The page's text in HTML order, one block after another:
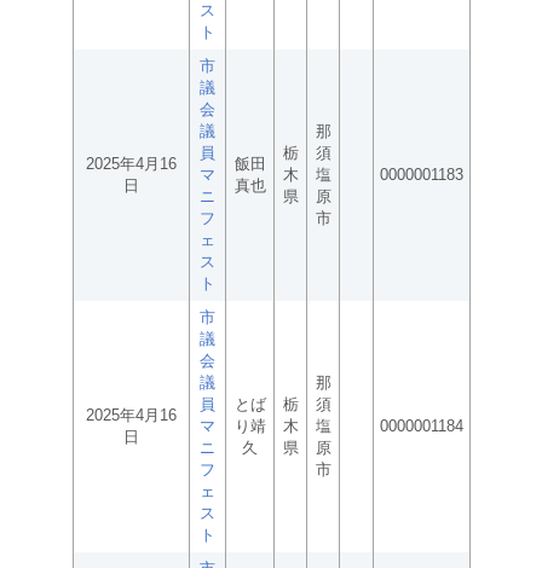
ス
ト
2025年4月16
日
市
議
会
議
員
マ
ニ
フ
ェ
ス
ト
飯田
真也
栃
木
県
那
須
塩
原
市
0000001183
2025年4月16
日
市
議
会
議
員
マ
ニ
フ
ェ
ス
ト
とば
り靖
久
栃
木
県
那
須
塩
原
市
0000001184